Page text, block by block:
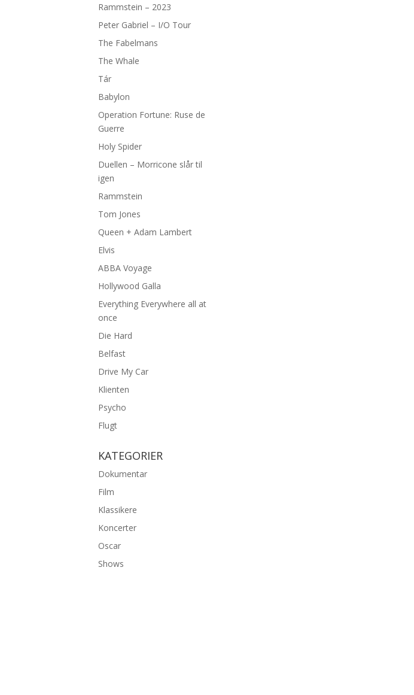
Rammstein – 2023
Peter Gabriel – I/O Tour
The Fabelmans
The Whale
Tár
Babylon
Operation Fortune: Ruse de
Guerre
Holy Spider
Duellen – Morricone slår til
igen
Rammstein
Tom Jones
Queen + Adam Lambert
Elvis
ABBA Voyage
Hollywood Galla
Everything Everywhere all at
once
Die Hard
Belfast
Drive My Car
Klienten
Psycho
Flugt
KATEGORIER
Dokumentar
Film
Klassikere
Koncerter
Oscar
Shows